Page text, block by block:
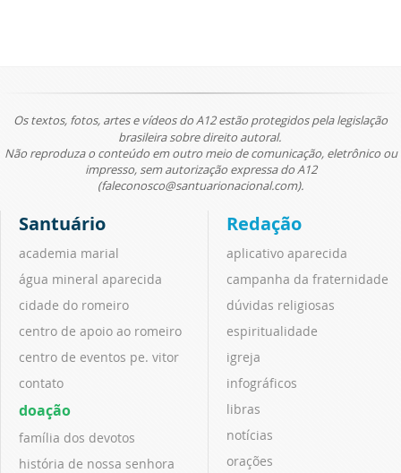
Os textos, fotos, artes e vídeos do A12 estão protegidos pela legislação
brasileira sobre direito autoral.
Não reproduza o conteúdo em outro meio de comunicação, eletrônico ou
impresso, sem autorização expressa do A12
(faleconosco@santuarionacional.com).
Santuário
academia marial
água mineral aparecida
cidade do romeiro
centro de apoio ao romeiro
centro de eventos pe. vitor
contato
doação
família dos devotos
história de nossa senhora
Redação
aplicativo aparecida
campanha da fraternidade
dúvidas religiosas
espiritualidade
igreja
infográficos
libras
notícias
orações